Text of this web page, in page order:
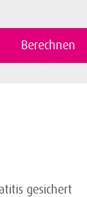
gesichert